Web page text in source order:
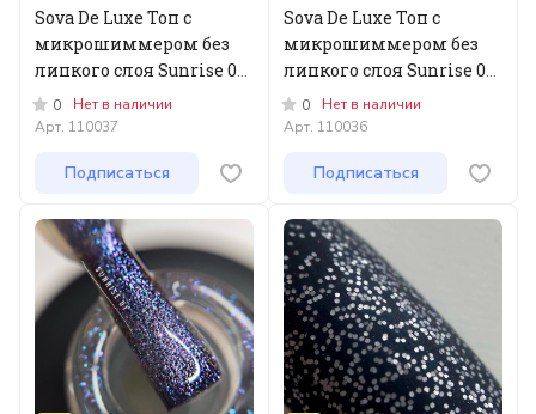
Sova De Luxe Топ с
микрошиммером без
липкого слоя Sunrise 04,
15мл
0
Нет в наличии
Арт. 110037
Подписаться
Sova De Luxe Топ с
микрошиммером без
липкого слоя Sunrise 03,
15мл
0
Нет в наличии
Арт. 110036
Подписаться